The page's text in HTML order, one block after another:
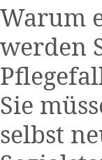
Warum
werden
Sie
selbst